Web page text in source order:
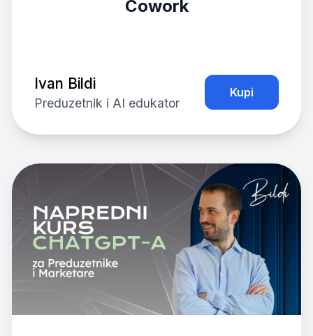
Cowork
Ivan Bildi
Preduzetnik i AI edukator
Kupi